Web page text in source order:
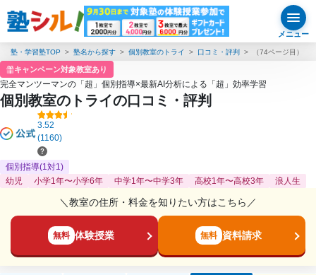
メニュー
塾・学習塾TOP 塾名から探す 個別教室のトライ 口コミ・評判 （74ページ目）
キャンペーン対象教室あり
完全マンツーマンの「超」個別指導×最新AI分析による「超」効率学習
個別教室のトライの口コミ・評判
3.52
(1160)
個別指導(1対1)
幼児
小学1年〜小学6年 中学1年〜中学3年 高校1年〜高校3年 浪人生
＼教室の住所・料金を知りたい方はこちら／
無料 体験授業 無料 資料請求